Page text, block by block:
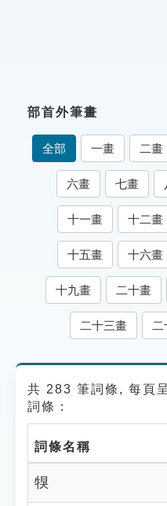
成語故事
索引選單
知識索引
單字索引
生命大百科索引
遊戲專區
貓頭鷹博士
部首外筆畫
全部 一畫 二畫
六畫 七畫
十一畫 十二畫
十五畫 十六畫
十九畫 二十畫
二十三畫
共 283 筆詞條, 每頁
詞條：
詞條名稱
犑